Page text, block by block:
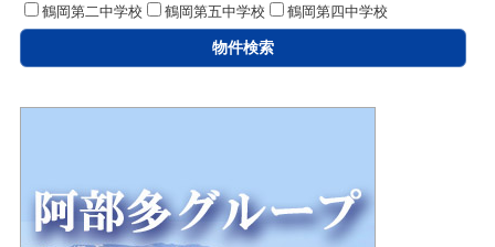
鶴岡第二中学校
鶴岡第五中学校 鶴岡第四中学校